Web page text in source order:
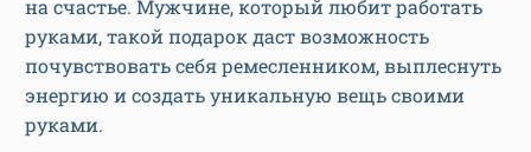
на счастье. Мужчине, который любит работать
руками, такой подарок даст возможность
почувствовать себя ремесленником, выплеснуть
энергию и создать уникальную вещь своими
руками.